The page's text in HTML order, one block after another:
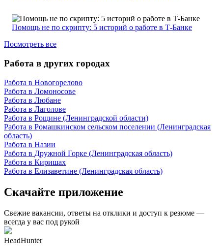
Помощь не по скрипту: 5 историй о работе в Т-Банке
Посмотреть все
Работа в других городах
Работа в Новогорелово
Работа в Ломоносове
Работа в Любане
Работа в Лаголове
Работа в Рощине (Ленинградской области)
Работа в Ромашкинском сельском поселении (Ленинградская
область)
Работа в Назии
Работа в Дружной Горке (Ленинградская область)
Работа в Киришах
Работа в Елизаветине (Ленинградская область)
Скачайте приложение
Свежие вакансии, ответы на отклики и доступ к резюме —
всегда у вас под рукой
HeadHunter